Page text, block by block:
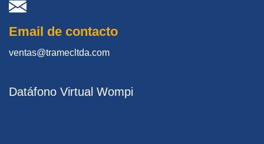
Email de contacto
ventas@tramecltda.com
Datáfono Virtual Wompi